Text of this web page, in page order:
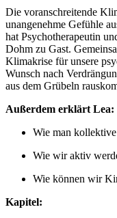
Die voranschreitende
unangenehme Gefühle
hat Psychotherapeutin
Dohm zu Gast.
Klimakrise für unsere
Wunsch nach
aus dem Grübeln
Außerdem erklärt Lea:
Wie man
Wie wir aktiv
Wie können wir
Kapitel: